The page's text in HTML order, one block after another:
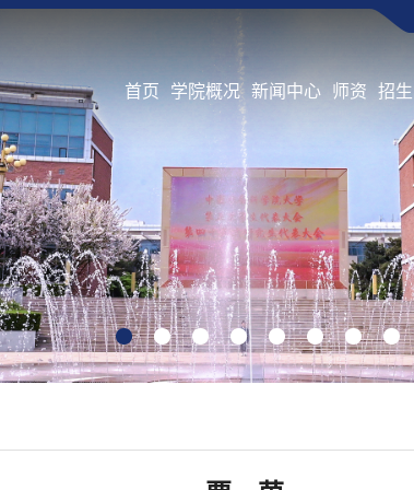
首页 学院概况 新闻中心 师资 招生
1 2 3 4 5 6 7 8